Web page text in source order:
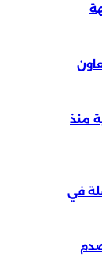
تجارية منذ
في